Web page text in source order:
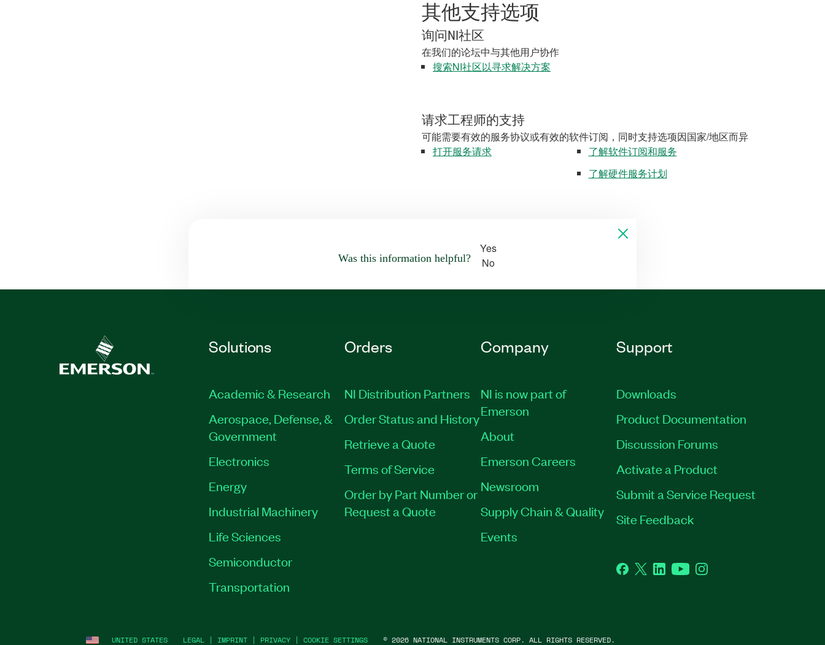
其他支持选项
询问NI社区
在我们的论坛中与其他用户协作
搜索NI社区以寻求解决方案
请求工程师的支持
可能需要有效的服务协议或有效的软件订阅，同时支持选项因国家/地区而异
打开服务请求
了解软件订阅和服务
了解硬件服务计划
Was this information helpful?
Yes
No
Solutions
Academic & Research
Aerospace, Defense, &
Government
Electronics
Energy
Industrial Machinery
Life Sciences
Semiconductor
Transportation
Orders
NI Distribution Partners
Order Status and History
Retrieve a Quote
Terms of Service
Order by Part Number or
Request a Quote
Company
NI is now part of
Emerson
About
Emerson Careers
Newsroom
Supply Chain & Quality
Events
Support
Downloads
Product Documentation
Discussion Forums
Activate a Product
Submit a Service Request
Site Feedback
Facebook
TwitterLinkedInYouTubeInstagram
UNITED STATES LEGAL | IMPRINT | PRIVACY | COOKIE SETTINGS © 2026 NATIONAL INSTRUMENTS CORP. ALL RIGHTS RESERVED.